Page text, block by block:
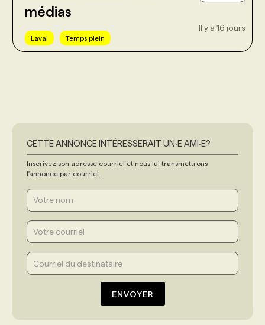
médias
Laval Temps plein
Il y a 16 jours
CETTE ANNONCE INTÉRESSERAIT UN‧E AMI‧E?
Inscrivez son adresse courriel et nous lui transmettrons
l'annonce par courriel.
ENVOYER